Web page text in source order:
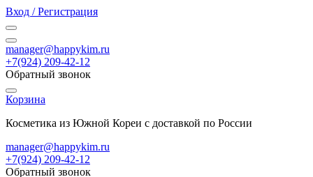
Вход / Регистрация
manager@happykim.ru
+7(924) 209-42-12
Обратный звонок
Корзина
Косметика из Южной Кореи с доставкой по России
manager@happykim.ru
+7(924) 209-42-12
Обратный звонок